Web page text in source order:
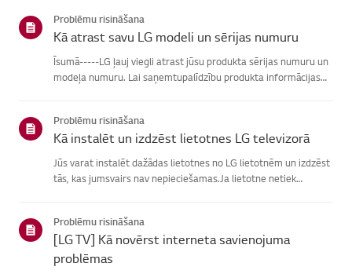
Problēmu risināšana
Kā atrast savu LG modeli un sērijas numuru
Īsumā-----LG ļauj viegli atrast jūsu produkta sērijas numuru un
modeļa numuru. Lai saņemtupalīdzību produkta informācijas
Problēmu risināšana
Kā instalēt un izdzēst lietotnes LG televizorā
Jūs varat instalēt dažādas lietotnes no LG lietotnēm un izdzēst
tās, kas jumsvairs nav nepieciešamas.Ja lietotne netiek
Problēmu risināšana
[LG TV] Kā novērst interneta savienojuma
problēmas